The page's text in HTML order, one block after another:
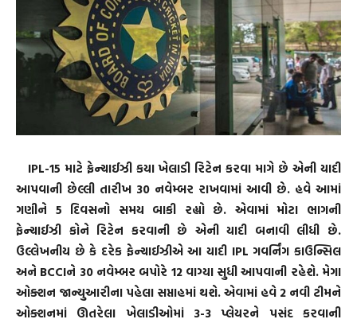
IPL-15 માટે ફ્રેન્ચાઈઝી કયા ખેલાડી રિટેન કરવા માગે છે એની યાદી
આપવાની છેલ્લી તારીખ 30 નવેમ્બર રાખવામાં આવી છે. હવે આમાં
ગણીને 5 દિવસનો સમય બાકી રહ્યો છે. એવામાં મોટા ભાગની
ફેન્ચાઈઝી કોને રિટેન કરવાની છે એની યાદી બનાવી લીધી છે.
ઉલ્લેખનીય છે કે દરેક ફેન્ચાઈઝીએ આ યાદી IPL ગવર્નિંગ કાઉન્સિલ
અને BCCIને 30 નવેમ્બર બપોરે 12 વાગ્યા સુધી આપવાની રહેશે. મેગા
ઓક્શન જાન્યુઆરીના પહેલા સપ્તાહમાં થશે. એવામાં હવે 2 નવી ટીમને
ઓક્શનમાં ઊતરેલા ખેલાડીઓમાં 3-3 પ્લેયરને પસંદ કરવાની